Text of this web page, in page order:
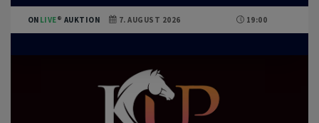
ON LIVE AUKTION 7. AUGUST 2026 19:00